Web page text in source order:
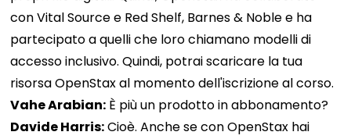
con Vital Source e Red Shelf, Barnes & Noble e ha
partecipato a quelli che loro chiamano modelli di
accesso inclusivo. Quindi, potrai scaricare la tua
risorsa OpenStax al momento dell'iscrizione al corso.
Vahe Arabian: È più un prodotto in abbonamento?
Davide Harris:Cioè. Anche se con OpenStax hai